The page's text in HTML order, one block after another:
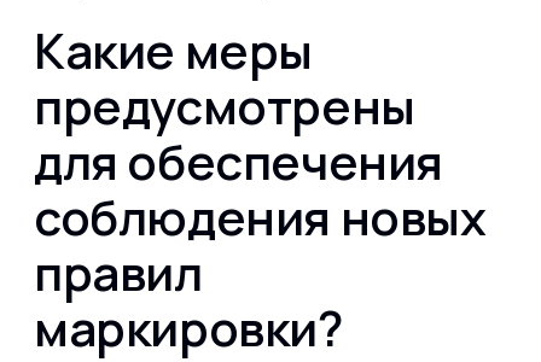
Какие меры
предусмотрены
для обеспечения
соблюдения новых
правил
маркировки?